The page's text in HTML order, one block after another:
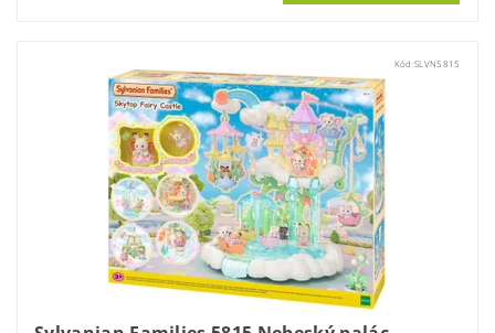
Kód: SLVN5815